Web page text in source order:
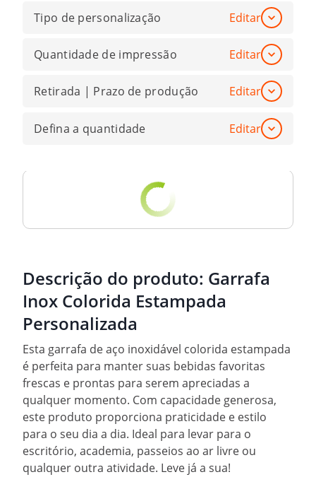
Tipo de personalização Editar
Quantidade de impressão Editar
Retirada | Prazo de produção Editar
Defina a quantidade Editar
Descrição do produto: Garrafa
Inox Colorida Estampada
Personalizada
Esta garrafa de aço inoxidável colorida estampada
é perfeita para manter suas bebidas favoritas
frescas e prontas para serem apreciadas a
qualquer momento. Com capacidade generosa,
este produto proporciona praticidade e estilo
para o seu dia a dia. Ideal para levar para o
escritório, academia, passeios ao ar livre ou
qualquer outra atividade. Leve já a sua!